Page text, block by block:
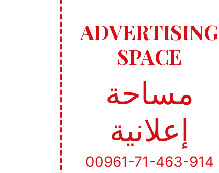
ADVERTISING
SPACE
مساحة
إعلانية
00961-71-463-914